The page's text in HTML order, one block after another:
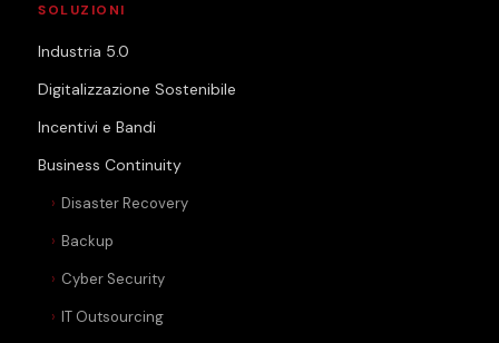
SOLUZIONI
Industria 5.0
Digitalizzazione Sostenibile
Incentivi e Bandi
Business Continuity
Disaster Recovery
Backup
Cyber Security
IT Outsourcing